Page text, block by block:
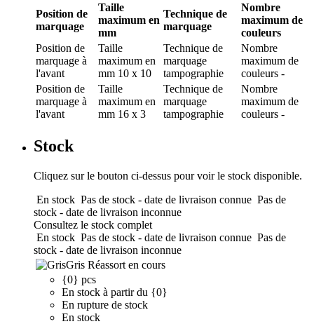
Position de
marquage
Taille
maximum en
mm
Technique de
marquage
Nombre
maximum de
couleurs
Position de
marquage à
l'avant
Taille
maximum en
mm 10 x 10
Technique de
marquage
tampographie
Nombre
maximum de
couleurs -
Position de
marquage à
l'avant
Taille
maximum en
mm 16 x 3
Technique de
marquage
tampographie
Nombre
maximum de
couleurs -
Stock
Cliquez sur le bouton ci-dessus pour voir le stock disponible.
En stock Pas de stock - date de livraison connue Pas de
stock - date de livraison inconnue
Consultez le stock complet
En stock Pas de stock - date de livraison connue Pas de
stock - date de livraison inconnue
Gris Réassort en cours
{0} pcs
En stock à partir du {0}
En rupture de stock
En stock